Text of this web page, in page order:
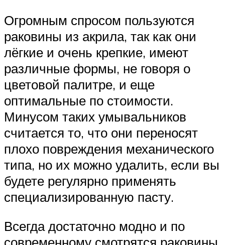
Огромным спросом пользуются
раковины из акрила, так как они
лёгкие и очень крепкие, имеют
различные формы, не говоря о
цветовой палитре, и еще
оптимальные по стоимости.
Минусом таких умывальников
считается то, что они переносят
плохо повреждения механического
типа, но их можно удалить, если вы
будете регулярно применять
специализированную пасту.
Всегда достаточно модно и по